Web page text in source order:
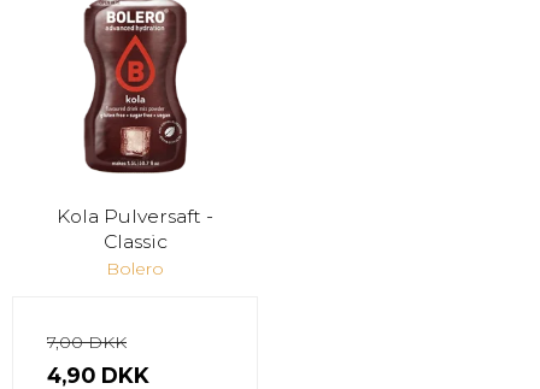
Kola Pulversaft -
Classic
Bolero
7,00 DKK
4,90 DKK